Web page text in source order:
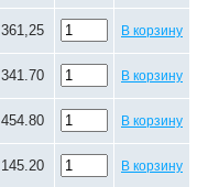
361,25 В корзину
341.70 В корзину
454.80 В корзину
145.20 В корзину